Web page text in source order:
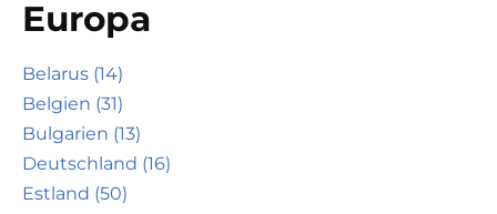
Europa
Belarus (14)
Belgien (31)
Bulgarien (13)
Deutschland (16)
Estland (50)